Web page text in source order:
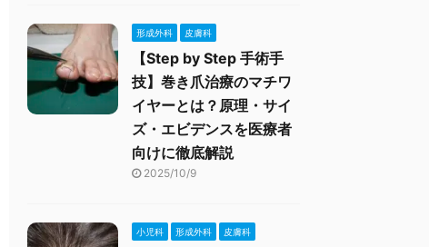
形成外科 皮膚科
【Step by Step 手術手
技】巻き爪治療のマチワ
イヤーとは？原理・サイ
ズ・エビデンスを医療者
向けに徹底解説
2025/10/9
小児科 形成外科 皮膚科